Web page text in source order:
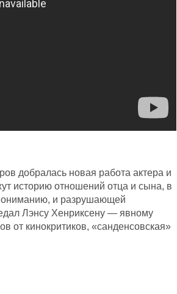
добралась новая работа актера и
историю отношений отца и сына, в
и разрушающей
Лэнсу Хенриксену — явному
от кинокритиков, «санденсовская»